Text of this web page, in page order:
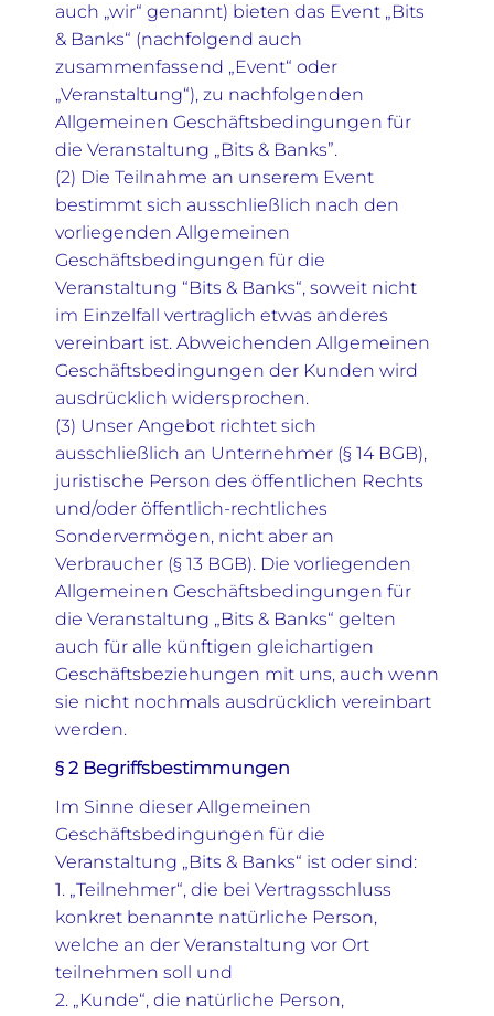
auch „wir“ genannt) bieten das Event „Bits
& Banks“ (nachfolgend auch
zusammenfassend „Event“ oder
„Veranstaltung“), zu nachfolgenden
Allgemeinen Geschäftsbedingungen für
die Veranstaltung „Bits & Banks”.
(2) Die Teilnahme an unserem Event
bestimmt sich ausschließlich nach den
vorliegenden Allgemeinen
Geschäftsbedingungen für die
Veranstaltung “Bits & Banks“, soweit nicht
im Einzelfall vertraglich etwas anderes
vereinbart ist. Abweichenden Allgemeinen
Geschäftsbedingungen der Kunden wird
ausdrücklich widersprochen.
(3) Unser Angebot richtet sich
ausschließlich an Unternehmer (§ 14 BGB),
juristische Person des öffentlichen Rechts
und/oder öffentlich-rechtliches
Sondervermögen, nicht aber an
Verbraucher (§ 13 BGB). Die vorliegenden
Allgemeinen Geschäftsbedingungen für
die Veranstaltung „Bits & Banks“ gelten
auch für alle künftigen gleichartigen
Geschäftsbeziehungen mit uns, auch wenn
sie nicht nochmals ausdrücklich vereinbart
werden.
§ 2 Begriffsbestimmungen
Im Sinne dieser Allgemeinen
Geschäftsbedingungen für die
Veranstaltung „Bits & Banks“ ist oder sind:
1. „Teilnehmer“, die bei Vertragsschluss
konkret benannte natürliche Person,
welche an der Veranstaltung vor Ort
teilnehmen soll und
2. „Kunde“, die natürliche Person,